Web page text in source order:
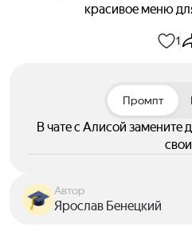
красивое меню
1
Промпт
В чате с Алисой замените
свои
Автор
Ярослав Бенецкий